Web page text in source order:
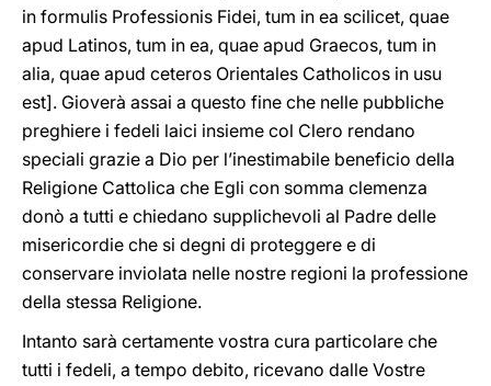
in formulis Professionis Fidei, tum in ea scilicet, quae
apud Latinos, tum in ea, quae apud Graecos, tum in
alia, quae apud ceteros Orientales Catholicos in usu
est]. Gioverà assai a questo fine che nelle pubbliche
preghiere i fedeli laici insieme col Clero rendano
speciali grazie a Dio per l’inestimabile beneficio della
Religione Cattolica che Egli con somma clemenza
donò a tutti e chiedano supplichevoli al Padre delle
misericordie che si degni di proteggere e di
conservare inviolata nelle nostre regioni la professione
della stessa Religione.
Intanto sarà certamente vostra cura particolare che
tutti i fedeli, a tempo debito, ricevano dalle Vostre